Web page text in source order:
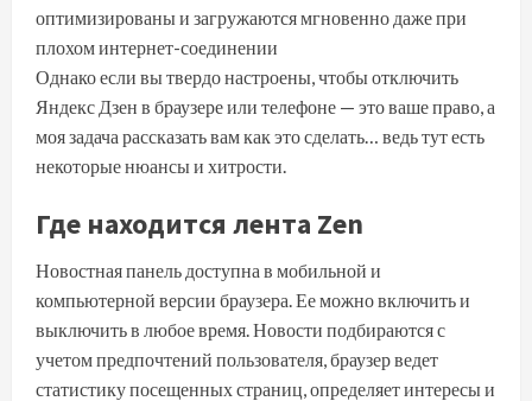
оптимизированы и загружаются мгновенно даже при
плохом интернет-соединении
Однако если вы твердо настроены, чтобы отключить
Яндекс Дзен в браузере или телефоне — это ваше право, а
моя задача рассказать вам как это сделать… ведь тут есть
некоторые нюансы и хитрости.
Где находится лента Zen
Новостная панель доступна в мобильной и
компьютерной версии браузера. Ее можно включить и
выключить в любое время. Новости подбираются с
учетом предпочтений пользователя, браузер ведет
статистику посещенных страниц, определяет интересы и